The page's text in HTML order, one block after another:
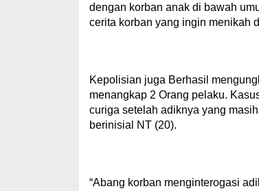
dengan korban anak di bawah
cerita korban yang ingin menikah
Kepolisian juga Berhasil
menangkap 2 Orang pelaku.
curiga setelah adiknya yang
berinisial NT (20).
“Abang korban menginterogasi